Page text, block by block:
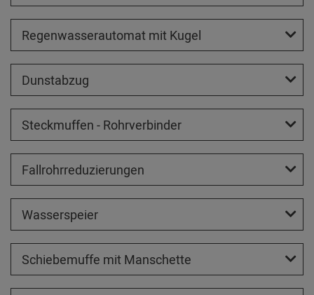
Regenwasserautomat mit Kugel
Dunstabzug
Steckmuffen - Rohrverbinder
Fallrohrreduzierungen
Wasserspeier
Schiebemuffe mit Manschette